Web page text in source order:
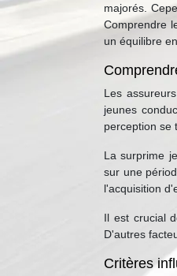
majorés.
Comprendre
un équilibre
Les
jeunes
perception se
La surprime
sur une
l'acquisition
Il est crucial
D'autres
Critères